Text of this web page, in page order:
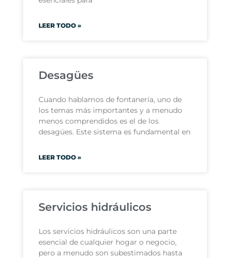
LEER TODO »
Desagües
Cuando hablamos de fontanería, uno de
los temas más importantes y a menudo
menos comprendidos es el de los
desagües. Este sistema es fundamental en
LEER TODO »
Servicios hidráulicos
Los servicios hidráulicos son una parte
esencial de cualquier hogar o negocio,
pero a menudo son subestimados hasta